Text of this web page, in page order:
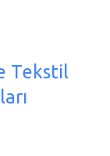
Kenevirin
araştırmalar,
ve
kadar
Tekstil